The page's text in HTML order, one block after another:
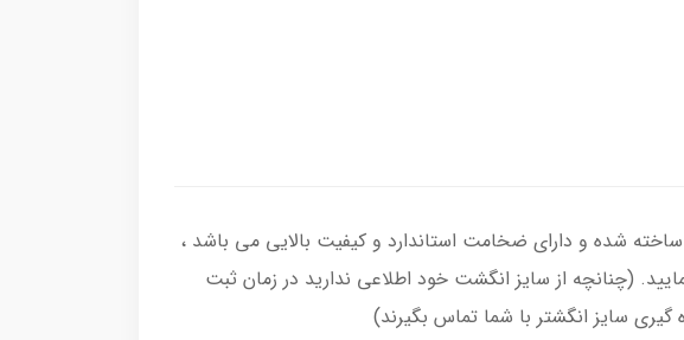
انگشتر نقره مردانه با سنگ عقیق آبی درجه یک ، رکاب انگشتر از نقره اصل با عیار بین المللی 925 ساخته شده و دارای ضخامت استاندارد و کیفیت بالایی می‌ باشد ،
(چنانچه از سایز انگشت خود اطلاعی ندارید در زمان ثبت
گیری سایز انگشتر با شما تماس بگیرند)